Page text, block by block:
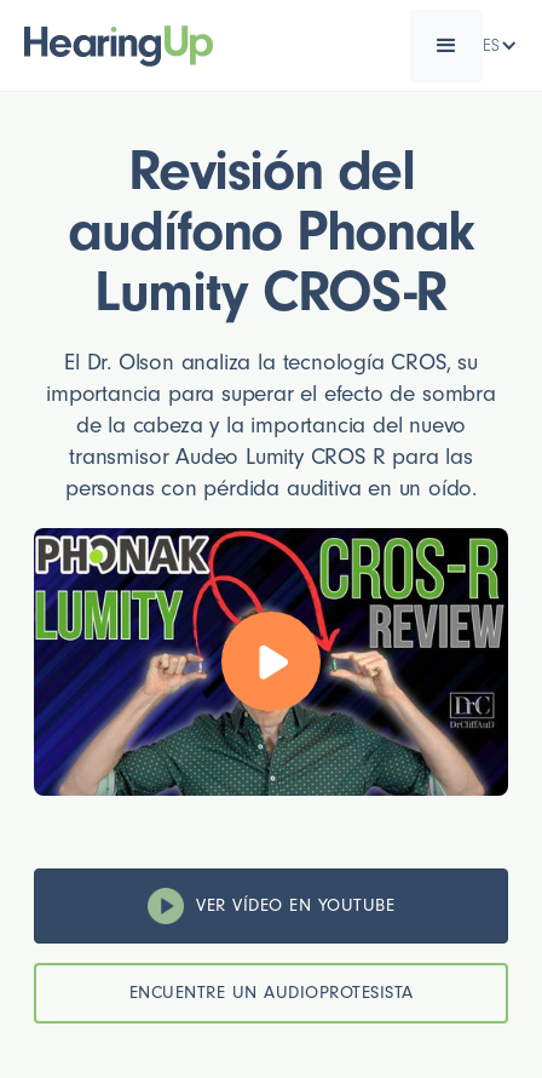
ES
Revisión del
audífono Phonak
Lumity CROS-R
El Dr. Olson analiza la tecnología CROS, su
importancia para superar el efecto de sombra
de la cabeza y la importancia del nuevo
transmisor Audeo Lumity CROS R para las
personas con pérdida auditiva en un oído.
VER VÍDEO EN YOUTUBE
ENCUENTRE UN AUDIOPROTESISTA